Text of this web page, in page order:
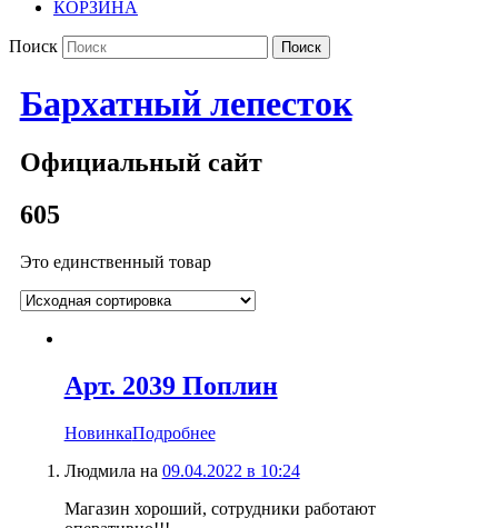
КОРЗИНА
Поиск
Бархатный лепесток
Официальный сайт
605
Это единственный товар
Арт. 2039 Поплин
НовинкаПодробнее
Людмила на 09.04.2022 в 10:24
Магазин хороший, сотрудники работают